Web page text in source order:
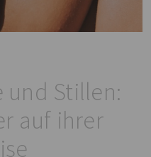
Stillen:
auf ihrer